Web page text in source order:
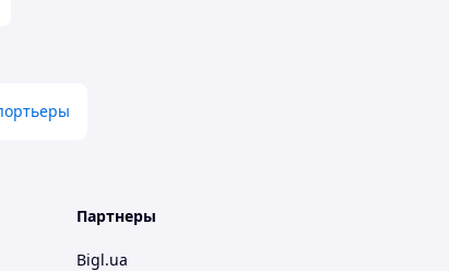
Партнеры
Bigl.ua